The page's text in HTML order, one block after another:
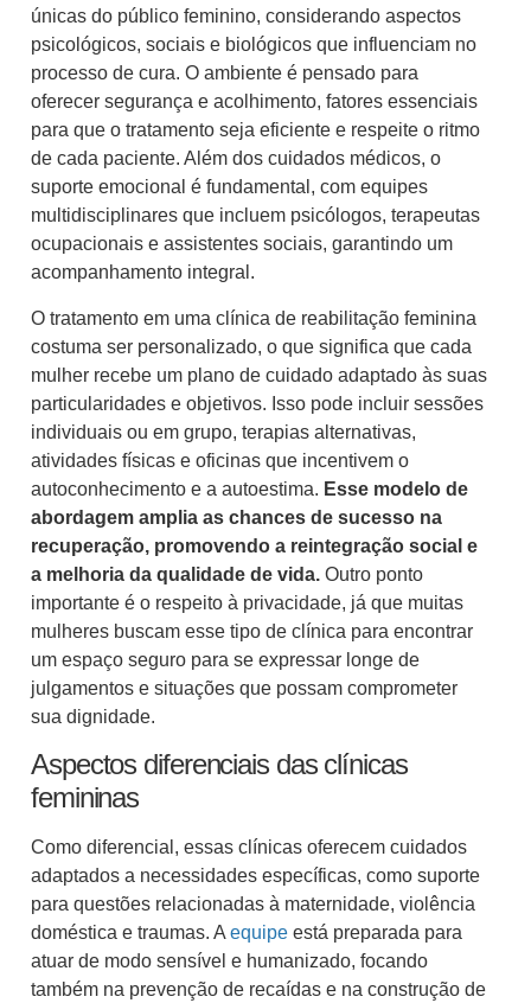
únicas do público feminino, considerando aspectos
psicológicos, sociais e biológicos que influenciam no
processo de cura. O ambiente é pensado para
oferecer segurança e acolhimento, fatores essenciais
para que o tratamento seja eficiente e respeite o ritmo
de cada paciente. Além dos cuidados médicos, o
suporte emocional é fundamental, com equipes
multidisciplinares que incluem psicólogos, terapeutas
ocupacionais e assistentes sociais, garantindo um
acompanhamento integral.
O tratamento em uma clínica de reabilitação feminina
costuma ser personalizado, o que significa que cada
mulher recebe um plano de cuidado adaptado às suas
particularidades e objetivos. Isso pode incluir sessões
individuais ou em grupo, terapias alternativas,
atividades físicas e oficinas que incentivem o
autoconhecimento e a autoestima. Esse modelo de
abordagem amplia as chances de sucesso na
recuperação, promovendo a reintegração social e
a melhoria da qualidade de vida. Outro ponto
importante é o respeito à privacidade, já que muitas
mulheres buscam esse tipo de clínica para encontrar
um espaço seguro para se expressar longe de
julgamentos e situações que possam comprometer
sua dignidade.
Aspectos diferenciais das clínicas
femininas
Como diferencial, essas clínicas oferecem cuidados
adaptados a necessidades específicas, como suporte
para questões relacionadas à maternidade, violência
doméstica e traumas. A equipe está preparada para
atuar de modo sensível e humanizado, focando
também na prevenção de recaídas e na construção de